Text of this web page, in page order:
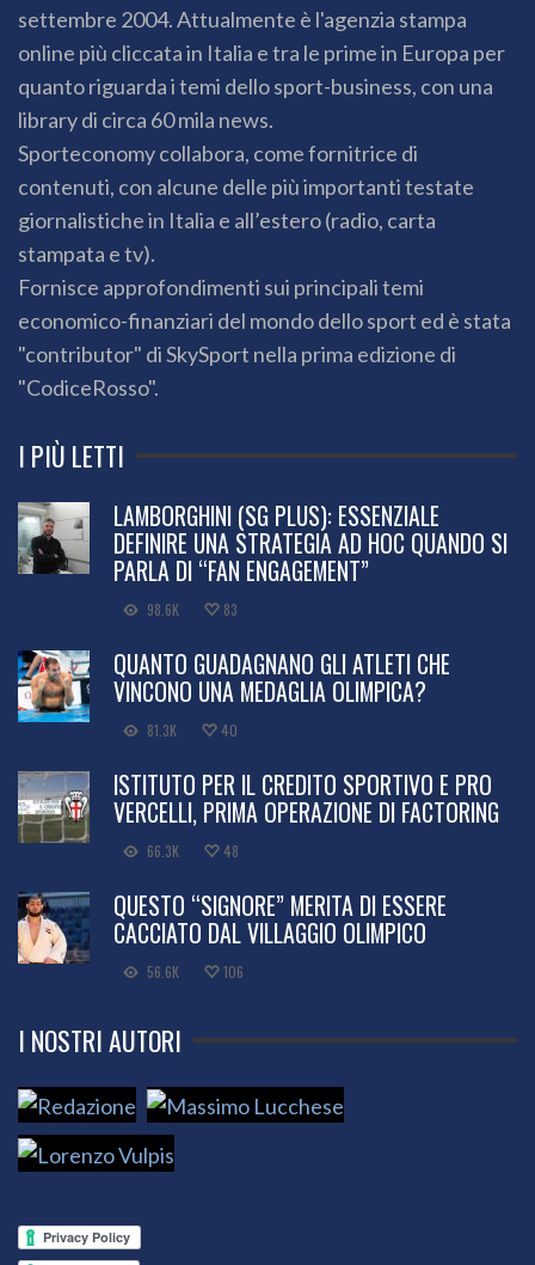
settembre 2004. Attualmente è l'agenzia stampa
online più cliccata in Italia e tra le prime in Europa per
quanto riguarda i temi dello sport-business, con una
library di circa 60 mila news.
Sporteconomy collabora, come fornitrice di
contenuti, con alcune delle più importanti testate
giornalistiche in Italia e all’estero (radio, carta
stampata e tv).
Fornisce approfondimenti sui principali temi
economico-finanziari del mondo dello sport ed è stata
"contributor" di SkySport nella prima edizione di
"CodiceRosso".
I PIÙ LETTI
LAMBORGHINI (SG PLUS): ESSENZIALE
DEFINIRE UNA STRATEGIA AD HOC QUANDO SI
PARLA DI “FAN ENGAGEMENT”
98.6K 83
QUANTO GUADAGNANO GLI ATLETI CHE
VINCONO UNA MEDAGLIA OLIMPICA?
81.3K 40
ISTITUTO PER IL CREDITO SPORTIVO E PRO
VERCELLI, PRIMA OPERAZIONE DI FACTORING
66.3K 48
QUESTO “SIGNORE” MERITA DI ESSERE
CACCIATO DAL VILLAGGIO OLIMPICO
56.6K 106
I NOSTRI AUTORI